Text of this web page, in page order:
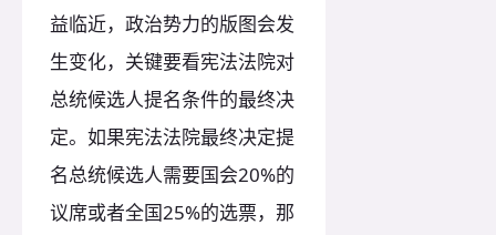
益临近，政治势力的版图会发
生变化，关键要看宪法法院对
总统候选人提名条件的最终决
定。如果宪法法院最终决定提
名总统候选人需要国会20%的
议席或者全国25%的选票，那